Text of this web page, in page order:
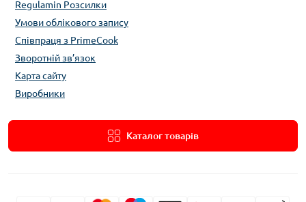
Regulamin Розсилки
Умови облікового запису
Співпраця з PrimeCook
Зворотній зв’язок
Карта сайту
Виробники
Каталог товарів